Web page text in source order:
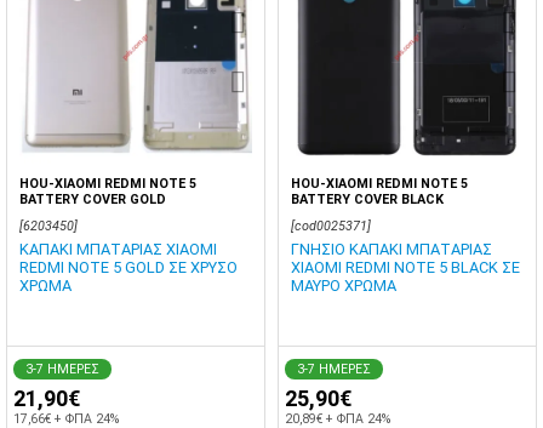
HOU-XIAOMI REDMI NOTE 5
BATTERY COVER GOLD
[6203450]
ΚΑΠΑΚΙ ΜΠΑΤΑΡΙΑΣ XIAOMI
REDMI NOTE 5 GOLD ΣΕ ΧΡΥΣΟ
ΧΡΩΜΑ
3-7 ΗΜΕΡΕΣ
21,90€
17,66€ + ΦΠΑ 24%
HOU-XIAOMI REDMI NOTE 5
BATTERY COVER BLACK
[cod0025371]
ΓΝΗΣΙΟ ΚΑΠΑΚΙ ΜΠΑΤΑΡΙΑΣ
XIAOMI REDMI NOTE 5 BLACK ΣΕ
ΜΑΥΡΟ ΧΡΩΜΑ
3-7 ΗΜΕΡΕΣ
25,90€
20,89€ + ΦΠΑ 24%